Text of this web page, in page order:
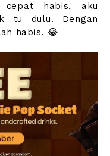
habis, aku
tu dulu. Dengan
habis. 😂